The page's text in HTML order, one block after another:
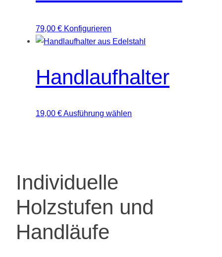
79,00 € Konfigurieren
Handlaufhalter
19,00 €Ausführung wählen
Optionen
können
Individuelle
Holzstufen und
Handläufe